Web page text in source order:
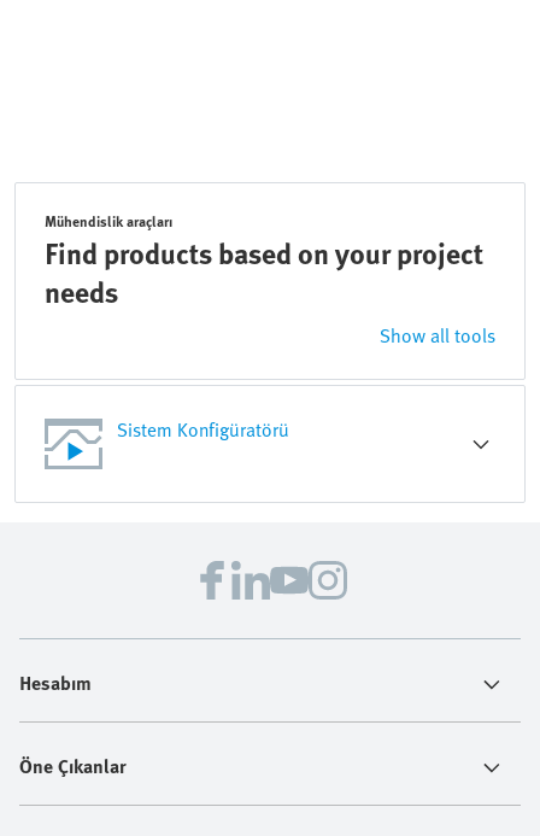
Mühendislik araçları
Find products based on your project
needs
Show all tools
Sistem Konfigüratörü
Hesabım
Öne Çıkanlar